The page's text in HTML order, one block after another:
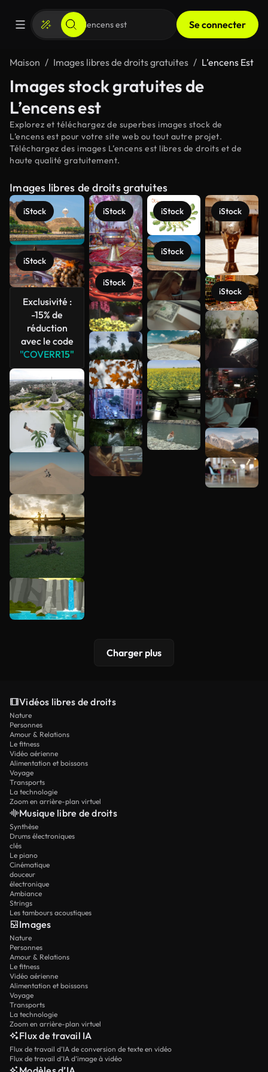
Se connecter
Maison Images libres de droits gratuites L’encens Est
Images stock gratuites de
L’encens est
Explorez et téléchargez de superbes images stock de
L’encens est pour votre site web ou tout autre projet.
Téléchargez des images L’encens est libres de droits et de
haute qualité gratuitement.
Images libres de droits gratuites
iStock
iStock
Exclusivité :
-15% de
réduction
avec le code
"COVERR15"
iStock
iStock
iStock
iStock
iStock
iStock
Voir plus
Charger plus
Vidéos libres de droits
Nature
Personnes
Amour & Relations
Le fitness
Vidéo aérienne
Alimentation et boissons
Voyage
Transports
La technologie
Zoom en arrière-plan virtuel
Musique libre de droits
Synthèse
Drums électroniques
clés
Le piano
Cinématique
douceur
électronique
Ambiance
Strings
Les tambours acoustiques
Images
Nature
Personnes
Amour & Relations
Le fitness
Vidéo aérienne
Alimentation et boissons
Voyage
Transports
La technologie
Zoom en arrière-plan virtuel
Flux de travail IA
Flux de travail d’IA de conversion de texte en vidéo
Flux de travail d’IA d’image à vidéo